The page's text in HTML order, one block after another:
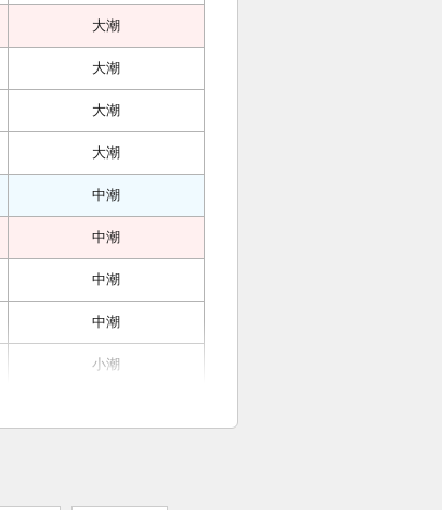
大潮
大潮
大潮
大潮
中潮
中潮
中潮
中潮
小潮